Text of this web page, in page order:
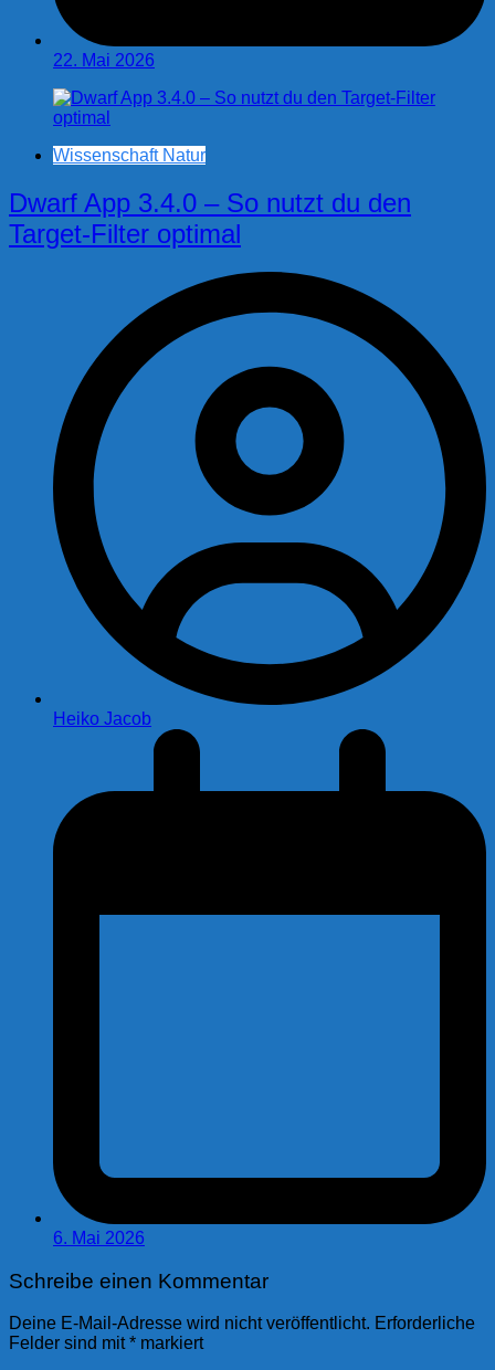
22. Mai 2026
Wissenschaft Natur
Dwarf App 3.4.0 – So nutzt du den
Target-Filter optimal
Heiko Jacob
6. Mai 2026
Schreibe einen Kommentar
Deine E-Mail-Adresse wird nicht veröffentlicht. Erforderliche
Felder sind mit* markiert